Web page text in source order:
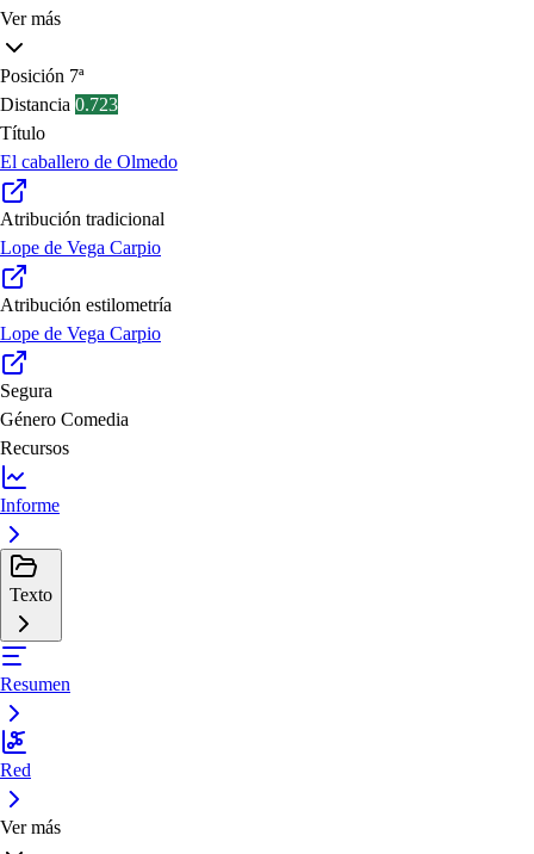
Ver más
Posición 7ª
Distancia 0.723
Título
El caballero de Olmedo
Atribución tradicional
Lope de Vega Carpio
Atribución estilometría
Lope de Vega Carpio
Segura
Género Comedia
Recursos
Informe
Texto
Resumen
Red
Ver más